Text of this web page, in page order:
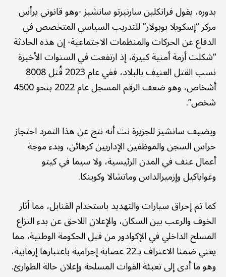
بدوره، يقول فرانكلين سارنيرتو سانشيز -وهو قانوني يرأس
مركز “إسكويلا بوبولار” للتدريب السياسي المتخصص في
الدفاع عن الحركات والمنظمات الاجتماعية- إن هذه الحادثة
“شكلت أزمة أمنية كبيرة، إذ ارتفعت في السنوات الأخيرة
نسب القتل العنيف بالبلاد، ففي عام 2023 قُتل 8008
أشخاص، وهو ضعف الرقم المسجل عام 2022 بنحو 4500
شخص”.
ويضيف سانشيز للجزيرة نت أنه نتج عن هذا التمرد احتجاز
حراس السجن والموظفين الإداريين كرهائن، وبدء موجة
أعمال عنف في المدن الرئيسية، ولا سيما في كيتو
وغواياكيل وإزميرالداس وماتشالا وكوينكا.
كما تم إحراق سيارات والتهديد باستخدام القنابل، مما أثار
الخوف والرعب بين السكان، والإعلان اللاحق عن بدء النزاع
المسلح الداخلي في الإكوادور من قبل الحكومة الوطنية، مما
يعني ضمنا الاعتراف بـ22 عصابة إجرامية باعتبارها إرهابية،
وهو ما أدى إلى تعبئة القوات المسلحة وإعلان حالة الطوارئ.